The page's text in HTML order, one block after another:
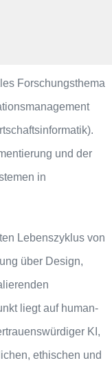
Forschungsthema
und der
in
Lebenszyklus von
über Design,
liegt auf human-
KI,
ethischen und